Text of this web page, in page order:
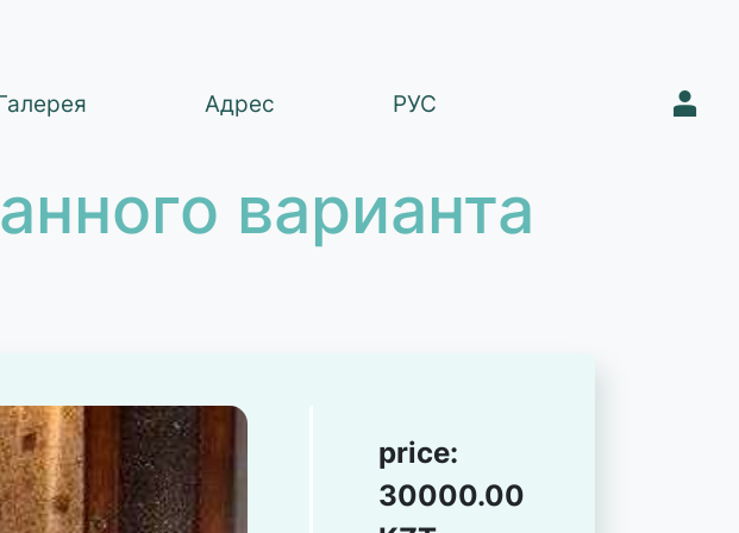
Адрес РУС 1
варианта
price:
30000.00